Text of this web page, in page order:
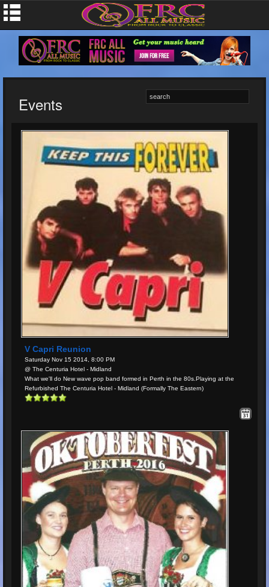
Events
V Capri Reunion
Saturday Nov 15 2014, 8:00 PM
@ The Centuria Hotel - Midland
What we'll do New wave pop band formed in Perth in the 80s.Playing at the
Refurbished The Centuria Hotel - Midland (Formally The Eastern)